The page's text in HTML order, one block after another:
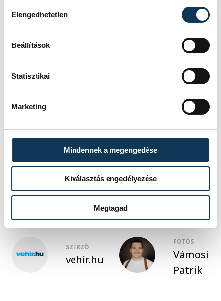
Elengedhetetlen
Beállítások
Statisztikai
Marketing
Mindennek a megengedése
Kiválasztás engedélyezése
Megtagad
szinten is terveznek hasonló, rendszeres
diákfórumokat, hogy a fiatalok támogató
szerezhessenek a munkaerőpiacon
közélet
Hankó Balázs
Kérdezd a minisztert!
SZERZŐ
vehir.hu
FOTÓS
Vámosi
Patrik